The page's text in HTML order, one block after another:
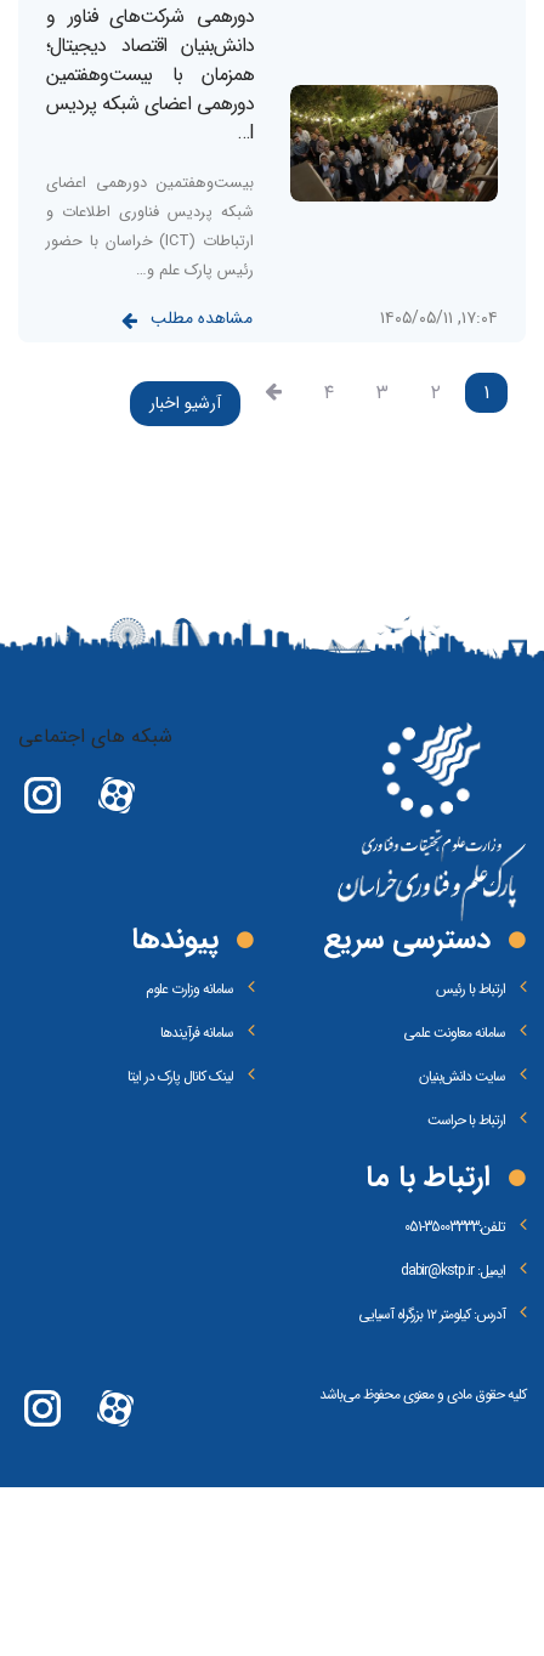
دورهمی شرکت‌های فناور و
دانش‌بنیان اقتصاد دیجیتال؛
همزمان با بیست‌وهفتمین
دورهمی اعضای شبکه پردیس
بیست‌وهفتمین دورهمی اعضای
شبکه پردیس فناوری اطلاعات و
ارتباطات (ICT) خراسان با حضور
رئیس پارک علم و…
۱۷:۰۴, ۱۴۰۵/۰۵/۱۱ مشاهده مطلب
۱ آرشیو اخبار
شبکه های اجتماعی
دسترسی سریع
ارتباط با رئیس
سامانه معاونت علمی
سایت دانش‌بنیان
ارتباط با حراست
پیوند‌ها
سامانه وزارت علوم
سامانه فرآیندها
لینک کانال پارک در ایتا
ارتباط با ما
تلفن:35003333-051
ایمیل: dabir@kstp.ir
آدرس: کیلومتر ۱۲ بزرگراه آسیایی
کلیه حقوق مادی و معنوی محفوظ می‌باشد